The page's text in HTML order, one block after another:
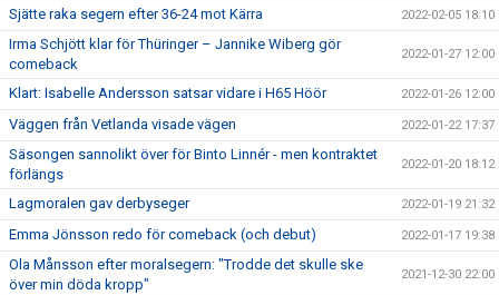
Sjätte raka segern efter 36-24 mot Kärra 2022-02-05 18:10
Irma Schjött klar för Thüringer – Jannike Wiberg gör
comeback
2022-01-27 12:00
Klart: Isabelle Andersson satsar vidare i H65 Höör 2022-01-26 12:00
Väggen från Vetlanda visade vägen 2022-01-22 17:37
Säsongen sannolikt över för Binto Linnér - men kontraktet
förlängs
2022-01-20 18:12
Lagmoralen gav derbyseger 2022-01-19 21:32
Emma Jönsson redo för comeback (och debut) 2022-01-17 19:38
Ola Månsson efter moralsegern: "Trodde det skulle ske
över min döda kropp"
2021-12-30 22:00